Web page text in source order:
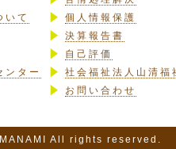
いて
ンター
個人情報保護
決算報告書
自己評価
社会福祉法人山清福
お問い合わせ
All rights reserved.